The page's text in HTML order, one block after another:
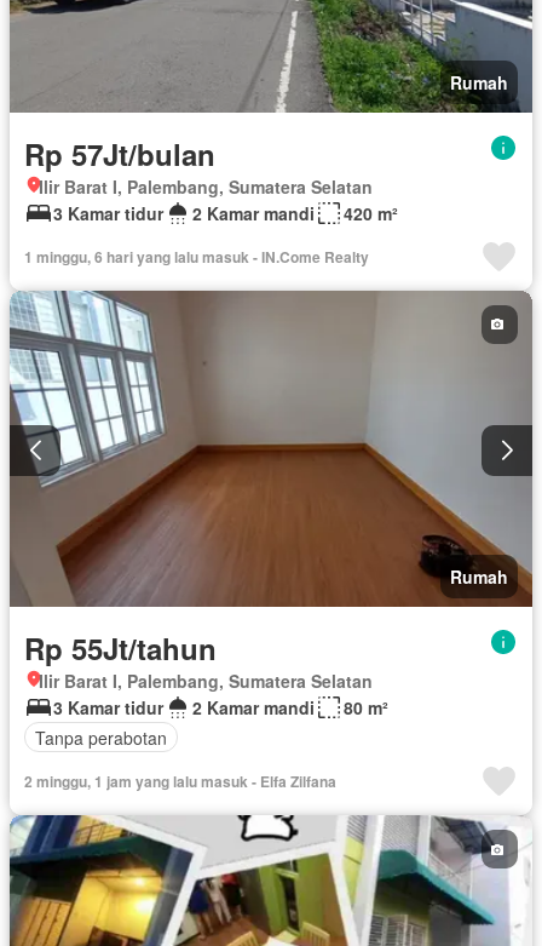
Rumah
Rp 57Jt/bulan
Ilir Barat I, Palembang, Sumatera Selatan
3 Kamar tidur
2 Kamar mandi 420 m²
1 minggu, 6 hari yang lalu masuk - IN.Come Realty
Rumah
Rp 55Jt/tahun
Ilir Barat I, Palembang, Sumatera Selatan
3 Kamar tidur
2 Kamar mandi
80 m²
Tanpa perabotan
2 minggu, 1 jam yang lalu masuk - Elfa Zilfana